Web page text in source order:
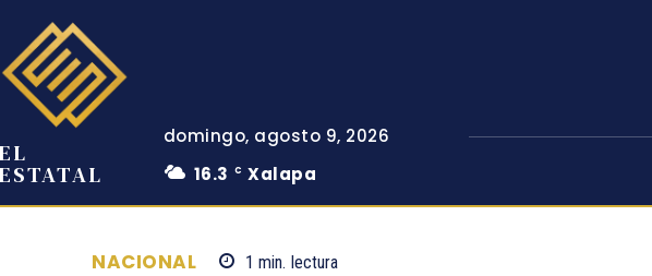
EL
ESTATAL
domingo, agosto 9, 2026
16.3
C Xalapa
NACIONAL 1 min. lectura